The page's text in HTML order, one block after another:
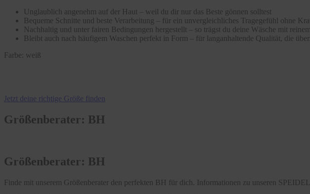
Unglaublich angenehm auf der Haut – weil du dir nur das Beste gönnen solltest
Bequeme Schnitte und beste Verarbeitung – für ein unvergleichliches Tragegefühl ohne
Nachhaltig und unter fairen Bedingungen hergestellt – so trägst du deine Wäsche mit
Bleibt auch nach häufigem Waschen perfekt in Form – für langanhaltende Qualität, die
Farbe: weiß
Jetzt deine richtige Größe finden
Größenberater: BH
Größenberater: BH
Finde mit unserem Größenberater den perfekten BH für dich. Informationen zu unseren